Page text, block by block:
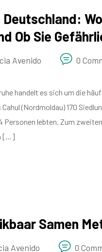
Ob Sie
Avenido 0
handelt es sich um die
(Nordmoldau) 170
lebten. Zum
[…]
Samen
Avenido 0